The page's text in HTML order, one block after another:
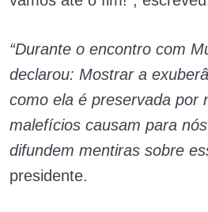
“Durante o encontro com
declarou: Mostrar a
como ela é preservada por
malefícios causam para
difundem mentiras sobre
presidente.